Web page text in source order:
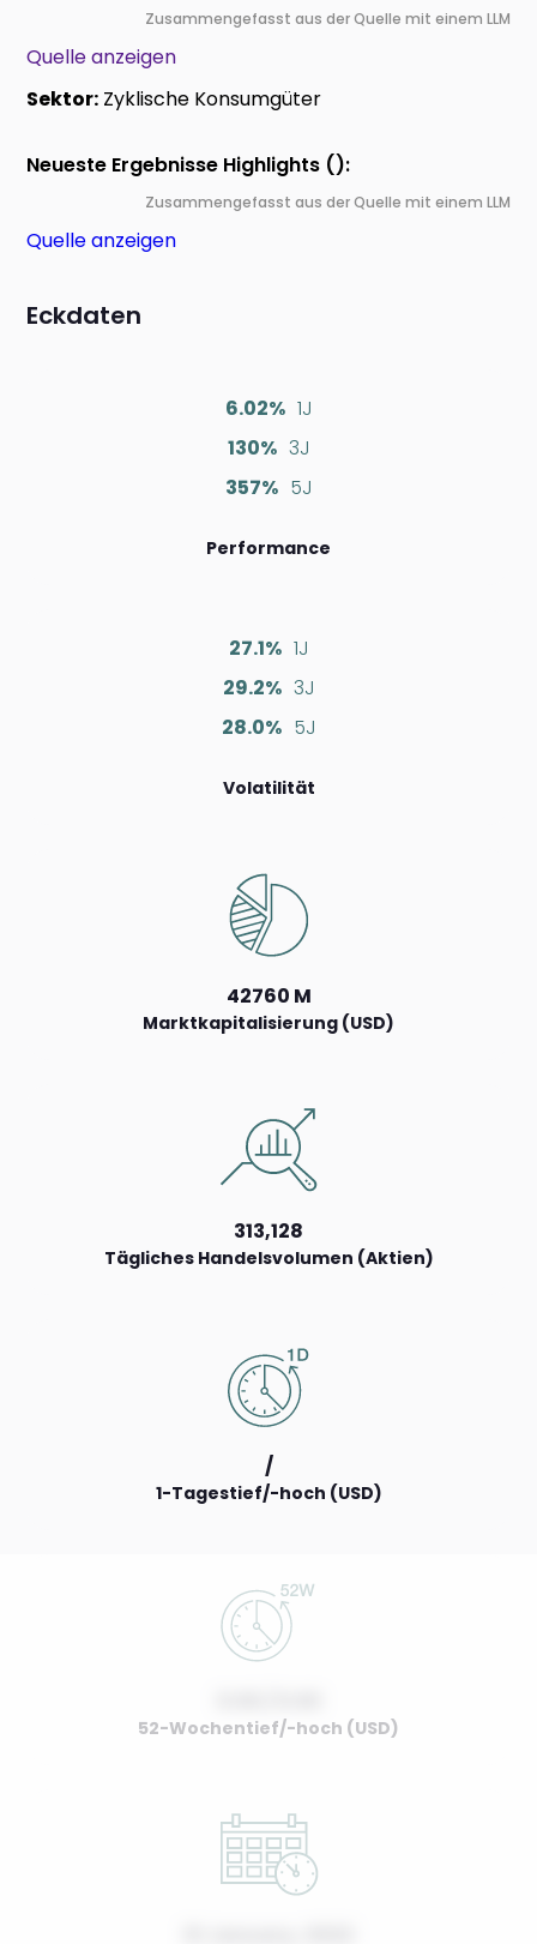
Zusammengefasst aus der Quelle mit einem LLM
Quelle anzeigen
Sektor: Zyklische Konsumgüter
Neueste Ergebnisse Highlights ():
Zusammengefasst aus der Quelle mit einem LLM
Quelle anzeigen
Eckdaten
6.02% 1J
130% 3J
357% 5J
Performance
27.1% 1J
29.2% 3J
28.0% 5J
Volatilität
42760 M
Marktkapitalisierung (USD)
313,128
Tägliches Handelsvolumen (Aktien)
/
1-Tagestief/-hoch (USD)
52-Wochentief/-hoch (USD)